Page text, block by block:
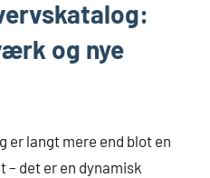
og nye
er langt mere end blot en
– det er en dynamisk